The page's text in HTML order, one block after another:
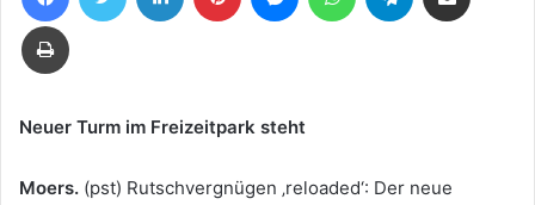
E-
Drucken
Neuer Turm im Freizeitpark steht
Moers. (pst) Rutschvergnügen ‚reloaded‘: Der neue